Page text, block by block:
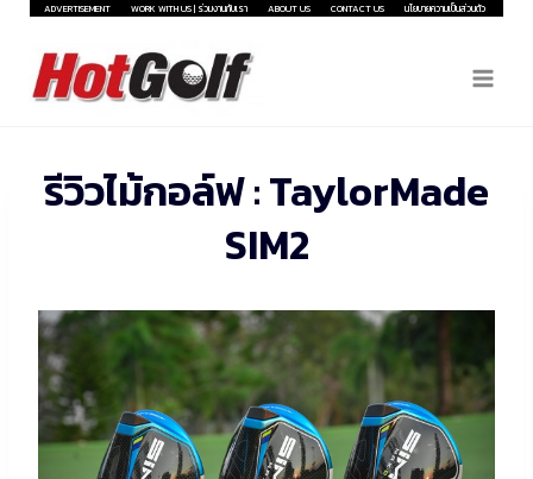
Skip
content
ADVERTISEMENT WORK WITH US | ร่วมงานกับเรา ABOUT US CONTACT US นโยบายความเป็นส่วนตัว
รีวิวไม้กอล์ฟ : TaylorMade
SIM2